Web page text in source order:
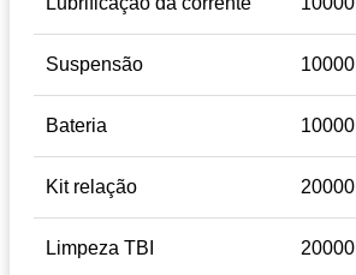
Suspensão 10000
Bateria 10000
Kit relação 20000
Limpeza TBI 20000